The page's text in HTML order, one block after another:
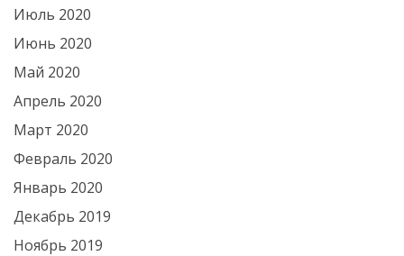
Июль 2020
Июнь 2020
Май 2020
Апрель 2020
Март 2020
Февраль 2020
Январь 2020
Декабрь 2019
Ноябрь 2019